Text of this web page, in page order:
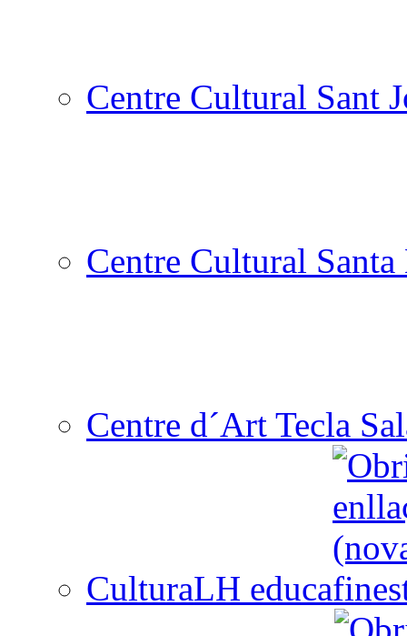
Centre Cultural Sant
Centre Cultural
Centre d´Art Tecla
CulturaLH educa